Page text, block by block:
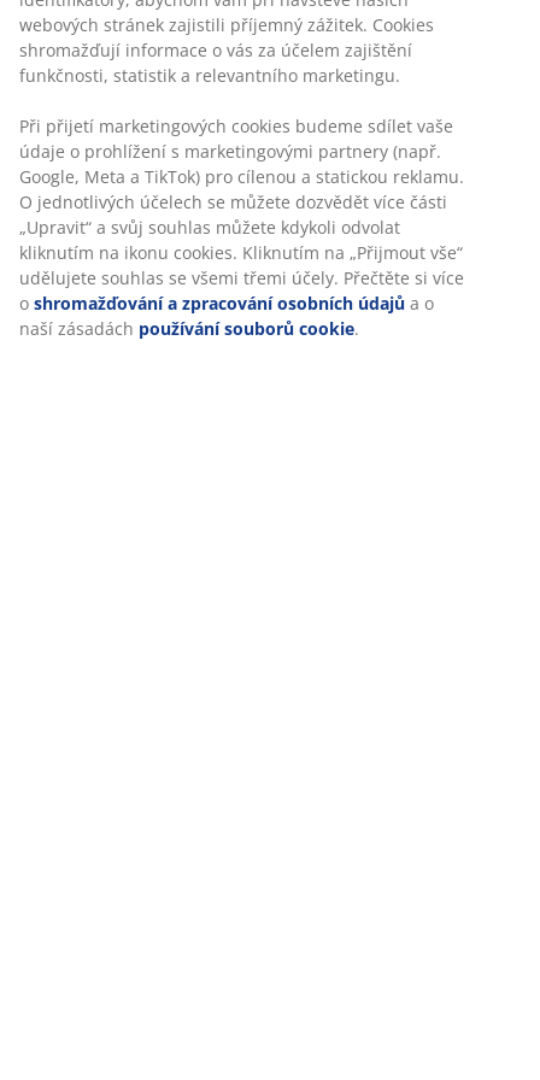
Kvalitní zahradní polstr s odolným potahem ze 100%
židle. 45x55x5 cm
Skladová položka: 3726117
Specifikace
webových stránek zajistili příjemný zážitek. Cookies
shromažďují informace o vás za účelem zajištění
funkčnosti, statistik a relevantního marketingu.
Při přijetí marketingových cookies budeme sdílet vaše
údaje o prohlížení s marketingovými partnery (např.
Google, Meta a TikTok) pro cílenou a statickou reklamu.
O jednotlivých účelech se můžete dozvědět více části
„Upravit“ a svůj souhlas můžete kdykoli odvolat
kliknutím na ikonu cookies. Kliknutím na „Přijmout vše“
udělujete souhlas se všemi třemi účely. Přečtěte si více
o shromažďování a zpracování osobních údajů a o
naší zásadách používání souborů cookie.